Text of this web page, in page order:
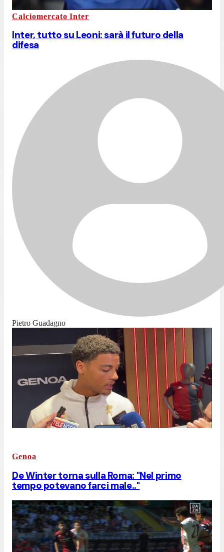
Calciomercato Inter
Inter, tutto su Leoni: sarà il futuro della
difesa
Pietro Guadagno
Genoa
De Winter torna sulla Roma: "Nel primo
tempo potevano farci male.."